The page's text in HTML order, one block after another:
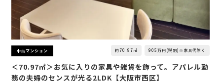
中古マンション 約70.97㎡ 905万円(税別)※家具代除く
＜70.97㎡＞お気に入りの家具や雑貨を飾って。アパレル勤
務の夫婦のセンスが光る2LDK【大阪市西区】